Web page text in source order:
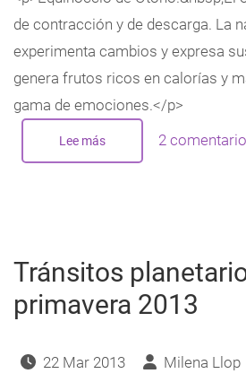
de contracción y de descarga. La
experimenta cambios y expresa
genera frutos ricos en calorías y
gama de emociones.</p>
Lee mássobre
de
2
Tránsitos
primavera 2013
22 Mar 2013 Milena Llop